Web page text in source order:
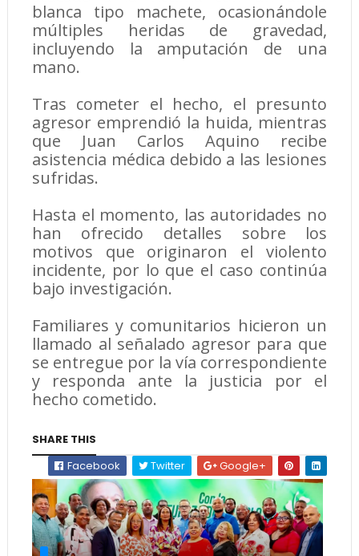
blanca tipo machete, ocasionándole
múltiples heridas de gravedad,
incluyendo la amputación de una
mano.
Tras cometer el hecho, el presunto
agresor emprendió la huida, mientras
que Juan Carlos Aquino recibe
asistencia médica debido a las lesiones
sufridas.
Hasta el momento, las autoridades no
han ofrecido detalles sobre los
motivos que originaron el violento
incidente, por lo que el caso continúa
bajo investigación.
Familiares y comunitarios hicieron un
llamado al señalado agresor para que
se entregue por la vía correspondiente
y responda ante la justicia por el
hecho cometido.
SHARE THIS
Facebook
Twitter Google+